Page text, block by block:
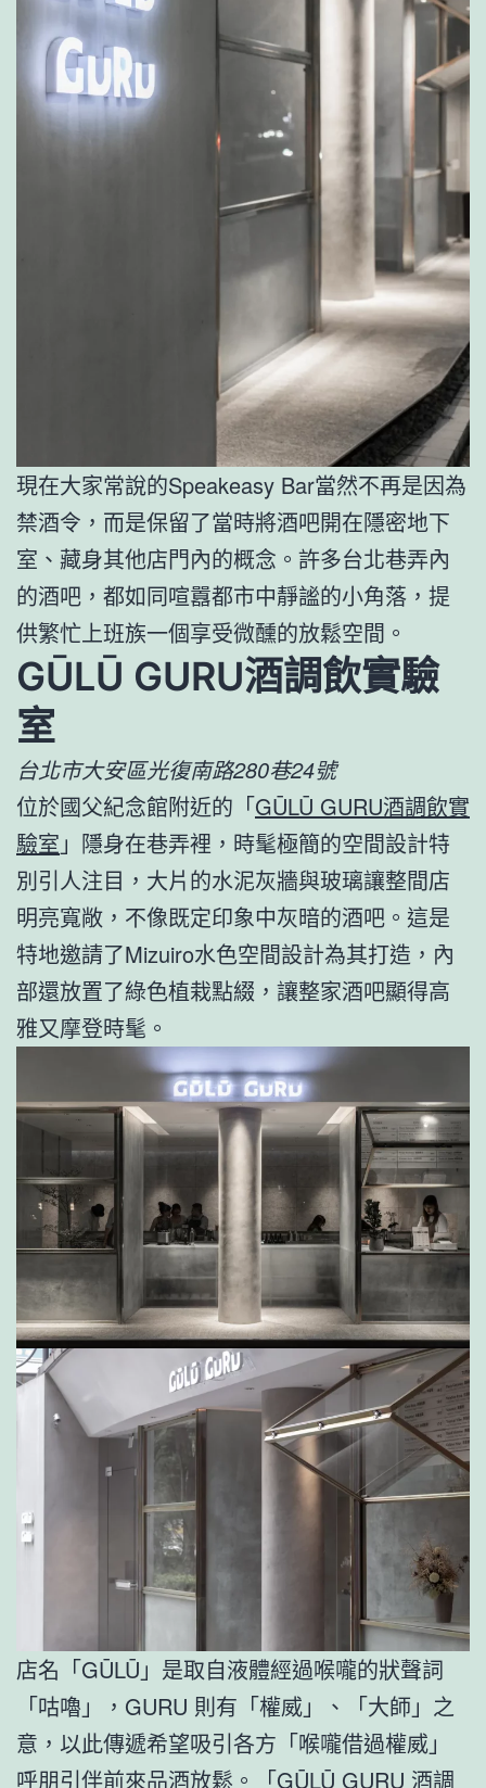
現在大家常說的Speakeasy Bar當然不再是因為
禁酒令，而是保留了當時將酒吧開在隱密地下
室、藏身其他店門內的概念。許多台北巷弄內
的酒吧，都如同喧囂都市中靜謐的小角落，提
供繁忙上班族一個享受微醺的放鬆空間。
GŪLŪ GURU酒調飲實驗
室
台北市大安區光復南路280巷24號
位於國父紀念館附近的「GŪLŪ GURU酒調飲實
驗室 」隱身在巷弄裡，時髦極簡的空間設計特
別引人注目，大片的水泥灰牆與玻璃讓整間店
明亮寬敞，不像既定印象中灰暗的酒吧。這是
特地邀請了Mizuiro水色空間設計為其打造，內
部還放置了綠色植栽點綴，讓整家酒吧顯得高
雅又摩登時髦。
店名「GŪLŪ」是取自液體經過喉嚨的狀聲詞
「咕嚕」，GURU 則有「權威」、「大師」之
意，以此傳遞希望吸引各方「喉嚨借過權威」
呼朋引伴前來品酒放鬆。「GŪLŪ GURU 酒調